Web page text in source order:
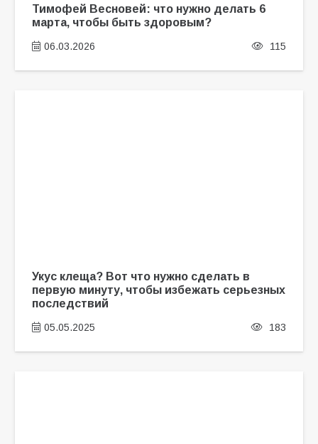
Тимофей Весновей: что нужно делать 6
марта, чтобы быть здоровым?
06.03.2026 115
Укус клеща? Вот что нужно сделать в
первую минуту, чтобы избежать серьезных
последствий
05.05.2025 183